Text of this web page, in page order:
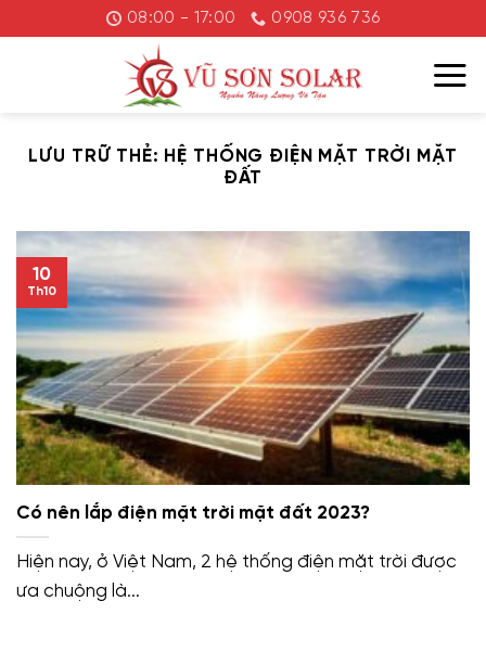
đến
08:00 - 17:00 0908 936 736
LƯU TRỮ THẺ: HỆ THỐNG ĐIỆN MẶT TRỜI MẶT
ĐẤT
Có nên lắp điện mặt trời mặt đất 2023?
Hiện nay, ở Việt Nam, 2 hệ thống điện mặt trời được
ưa chuộng là...
10
Th10